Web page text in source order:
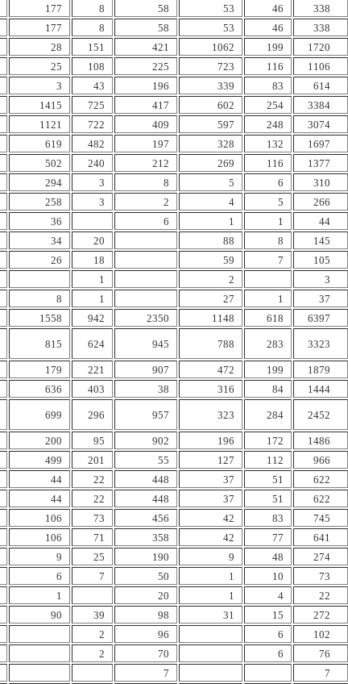
177 8 58 53 46
338
177 8 58 53 46
338
28 151 421 1062 199
1720
25 108 225 723 116
1106
3 43 196 339 83
614
1415 725 417 602 254
3384
1121 722 409 597 248
3074
619 482 197 328 132
1697
502 240 212 269 116
1377
294 3 8 5 6
310
258 3 2 4 5
266
36 6 1 1
44
34 20 88 8
145
26 18 59 7
105
1 2
3
8 1 27 1
37
1558 942 2350 1148 618
6397
815 624 945 788 283 3323
179 221 907 472 199
1879
636 403 38 316 84
1444
699 296 957 323 284 2452
200 95 902 196 172
1486
499 201 55 127 112
966
44 22 448 37 51
622
44 22 448 37 51
622
106 73 456 42 83
745
106 71 358 42 77
641
9 25 190 9 48
274
6 7 50 1 10
73
1 20 1 4
22
90 39 98 31 15
272
2 96 6
102
2 70 6
76
7
7